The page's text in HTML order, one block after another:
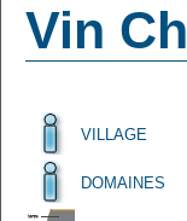
Vin
VILLAGE
DOMAINES